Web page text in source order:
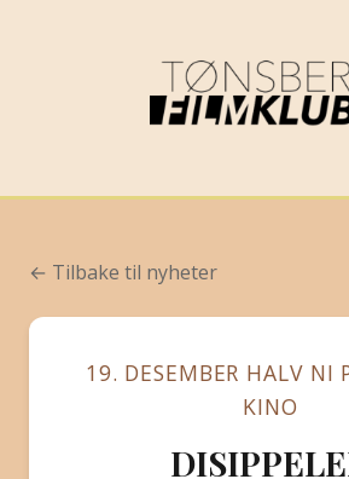
VÅRPROGRAM
OM FILMKLUBBEN
KONTAKT
← Tilbake til nyheter
19. DESEMBER HALV NI
KINO